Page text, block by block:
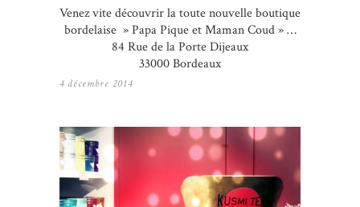
Venez vite découvrir la toute nouvelle boutique
bordelaise » Papa Pique et Maman Coud » …
84 Rue de la Porte Dijeaux
33000 Bordeaux
4 décembre 2014